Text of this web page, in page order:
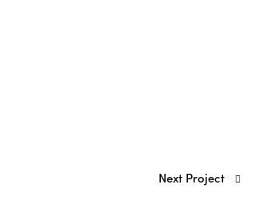
Next Project